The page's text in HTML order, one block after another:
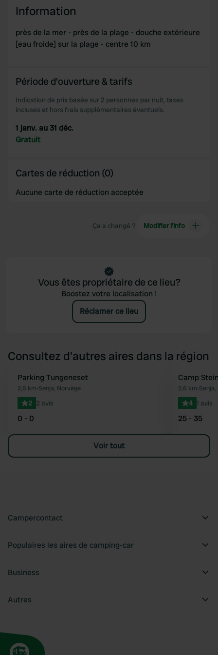
Information
près de la mer - près de la plage - douche extérieure
[eau froide] sur la plage - centre 10 km
Période d'ouverture & tarifs
Indication de prix basée sur 2 personnes par nuit, taxes
incluses et hors frais supplémentaires éventuels.
1 janv. au 31 déc.
Gratuit
Cartes de réduction (0)
Aucune carte de réduction acceptée
Ça a changé ? Modifier l’info
Vous êtes propriétaire de ce lieu?
Boostez votre localisation !
Réclamer ce lieu
Consultez d'autres aires dans la région
Préféré
Parking Tungeneset
2,6 km•Senja, Norvège
2 2 avis
0 - 0
Camp
2,6 km•
4 1 avis
25 - 35
Voir tout
Campercontact
Populaires les aires de camping-car
Business
Autres